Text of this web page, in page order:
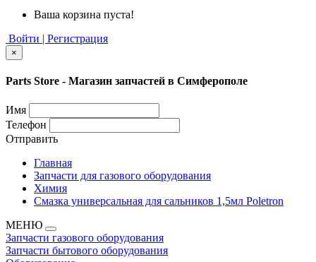
Ваша корзина пуста!
Войти | Регистрация
×
Parts Store - Магазин запчастей в Симферополе
Имя
Телефон
Отправить
Главная
Запчасти для газового оборудования
Химия
Cмазка универсальная для сальников 1,5мл Poletron
МЕНЮ
Запчасти газового оборудования
Запчасти бытового оборудования